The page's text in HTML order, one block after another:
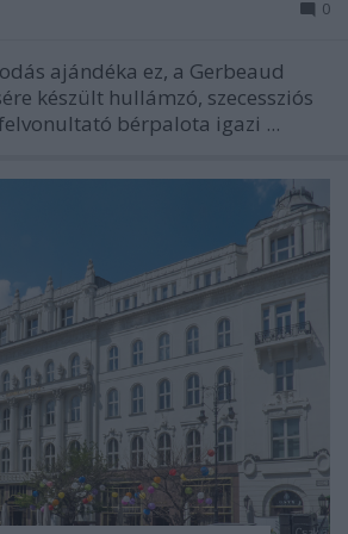
0
ajándéka ez, a Gerbeaud
készült hullámzó, szecessziós
bérpalota igazi ...